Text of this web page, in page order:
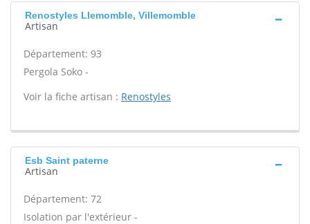
Renostyles Llemomble, Villemomble
Artisan
Département: 93
Pergola Soko -
Voir la fiche artisan : Renostyles
Esb Saint paterne
Artisan
Département: 72
Isolation par l'extérieur -